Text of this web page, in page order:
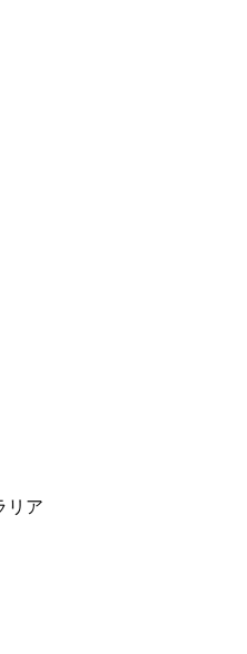
で、プレミアムなイタリア
り合わせ、コーヒー、エスプ
す。予約は必須です。是非お